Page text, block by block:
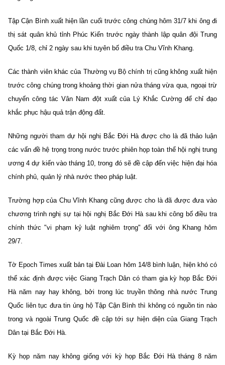
Tập Cận Bình xuất hiện lần cuối trước công chúng hôm 31/7 khi ông đi
thị sát quân khủ tỉnh Phúc Kiến trước ngày thành lập quân đội Trung
Quốc 1/8, chỉ 2 ngày sau khi tuyên bố điều tra Chu Vĩnh Khang.
Các thành viên khác của Thường vụ Bộ chính trị cũng không xuất hiện
trước công chúng trong khoảng thời gian nửa tháng vừa qua, ngoại trừ
chuyến công tác Vân Nam đột xuất của Lý Khắc Cường để chỉ đạo
khắc phục hậu quả trận động đất.
Những người tham dự hội nghị Bắc Đới Hà được cho là đã thảo luận
các vấn đề hệ trọng trong nước trước phiên họp toàn thể hội nghị trung
ương 4 dự kiến vào tháng 10, trong đó sẽ đề cập đến việc hiện đại hóa
chính phủ, quản lý nhà nước theo pháp luật.
Trường hợp của Chu Vĩnh Khang cũng được cho là đã được đưa vào
chương trình nghị sự tại hội nghị Bắc Đới Hà sau khi công bố điều tra
chính thức "vi phạm kỷ luật nghiêm trọng" đối với ông Khang hôm
29/7.
Tờ Epoch Times xuất bản tại Đài Loan hôm 14/8 bình luận, hiện khó có
thể xác định được việc Giang Trạch Dân có tham gia kỳ họp Bắc Đới
Hà năm nay hay không, bởi trong lúc truyền thông nhà nước Trung
Quốc liên tục đưa tin ủng hộ Tập Cận Bình thì không có nguồn tin nào
trong và ngoài Trung Quốc đề cập tới sự hiện diện của Giang Trạch
Dân tại Bắc Đới Hà.
Kỳ họp năm nay không giống với kỳ họp Bắc Đới Hà tháng 8 năm